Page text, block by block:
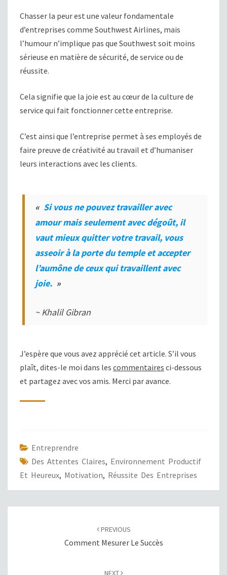
Chasser la peur est une valeur fondamentale
d’entreprises comme Southwest Airlines, mais
l’humour n’implique pas que Southwest soit moins
sérieuse en matière de sécurité, de service ou de
réussite.
Cela signifie que la joie est au cœur de la culture de
service qui fait fonctionner cette entreprise.
C’est ainsi que l’entreprise permet à ses employés de
faire preuve de créativité au travail et d’humaniser
leurs interactions avec les clients.
« Si vous ne pouvez travailler avec
amour mais seulement avec dégoût, il
vaut mieux quitter votre travail, vous
asseoir à la porte du temple et accepter
l’aumône de ceux qui travaillent avec
joie. »
~ Khalil Gibran
J’espère que vous avez apprécié cet article. S’il vous
plaît, dites-le moi dans les commentaires ci-dessous
et partagez avec vos amis. Merci par avance.
Entreprendre
Des Attentes Claires, Environnement Productif
Et Heureux, Motivation, Réussite Des Entreprises
PREVIOUS
Comment Mesurer Le Succès
NEXT